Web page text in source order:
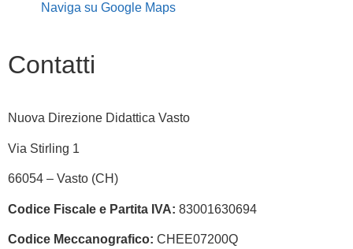
Naviga su Google Maps
Contatti
Nuova Direzione Didattica Vasto
Via Stirling 1
66054 – Vasto (CH)
Codice Fiscale e Partita IVA: 83001630694
Codice Meccanografico: CHEE07200Q